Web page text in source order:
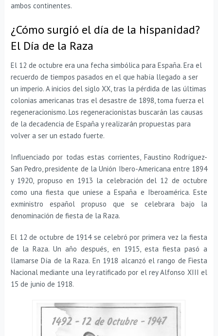
ambos continentes.
¿Cómo surgió el día de la hispanidad?
El Día de la Raza
El 12 de octubre era una fecha simbólica para España. Era el
recuerdo de tiempos pasados en el que había llegado a ser
un imperio. A inicios del siglo XX, tras la pérdida de las últimas
colonias americanas tras el desastre de 1898, toma fuerza el
regeneracionismo. Los regeneracionistas buscarán las causas
de la decadencia de España y realizarán propuestas para
volver a ser un estado fuerte.
Influenciado por todas estas corrientes, Faustino Rodríguez-
San Pedro, presidente de la Unión Ibero-Americana entre 1894
y 1920, propuso en 1913 la celebración del 12 de octubre
como una fiesta que uniese a España e Iberoamérica. Este
exministro español propuso que se celebrara bajo la
denominación de fiesta de la Raza.
El 12 de octubre de 1914 se celebró por primera vez la fiesta
de la Raza. Un año después, en 1915, esta fiesta pasó a
llamarse Día de la Raza. En 1918 alcanzó el rango de Fiesta
Nacional mediante una ley ratificado por el rey Alfonso XIII el
15 de junio de 1918.